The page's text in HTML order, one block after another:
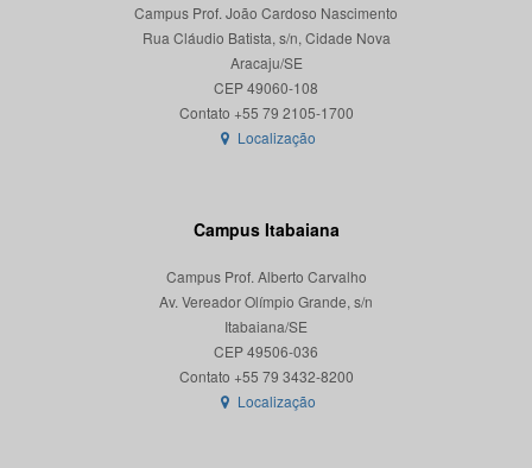
Campus Prof. João Cardoso Nascimento
Rua Cláudio Batista, s/n, Cidade Nova
Aracaju/SE
CEP 49060-108
Localização
Campus Itabaiana
Campus Prof. Alberto Carvalho
Av. Vereador Olímpio Grande, s/n
Itabaiana/SE
CEP 49506-036
Localização